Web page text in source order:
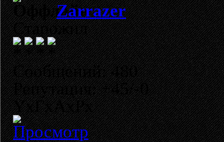
Zarrazer
Старожил
Сообщений: 480
Репутация: +45/-0
YxГхАхРх